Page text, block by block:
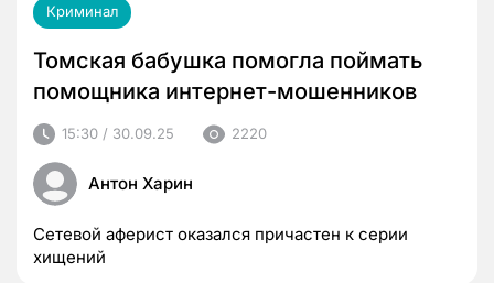
Криминал
Томская бабушка помогла поймать
помощника интернет-мошенников
15:30 / 30.09.25 2220
Антон Харин
Сетевой аферист оказался причастен к серии
хищений